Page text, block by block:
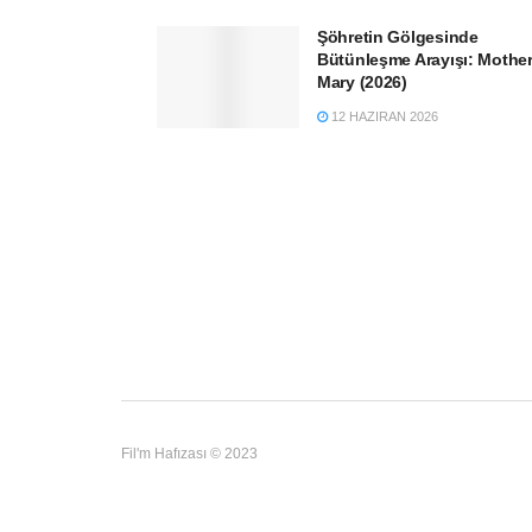
Şöhretin Gölgesinde
Bütünleşme Arayışı: Mother
Mary (2026)
12 HAZIRAN 2026
Fil'm Hafızası © 2023